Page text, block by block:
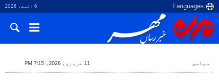
6 اگست، 2026
سياسي 11 فروری، 2026، 7:15 PM